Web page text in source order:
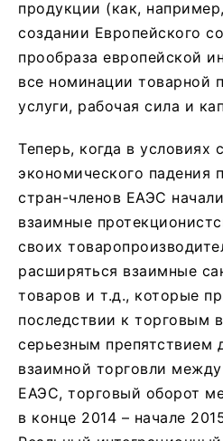
продукции (как,
создании Европейского
прообраза европейской
все номинации товарной
услуги, рабочая сила и
Теперь, когда в условиях
экономического падения
стран-членов ЕАЭС
взаимные
своих
расширяться взаимные
товаров и т.д., которые
последствии к торговым
серьезным препятствием
взаимной торговли
ЕАЭС, торговый оборот
в конце 2014 – начале